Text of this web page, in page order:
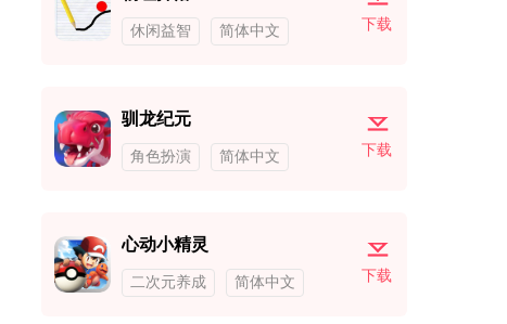
休闲益智 简体中文 下载
驯龙纪元
角色扮演 简体中文 下载
心动小精灵
二次元养成 简体中文 下载